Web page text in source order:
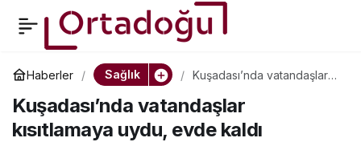
Haberler Sağlık
Kuşadası’nda vatandaşlar
kaldı
Kuşadası’nda vatandaşlar
kısıtlamaya uydu, evde kaldı
Yaklaşık 1 yıldır
cebelleştiğimiz
koronavirüs salgınının